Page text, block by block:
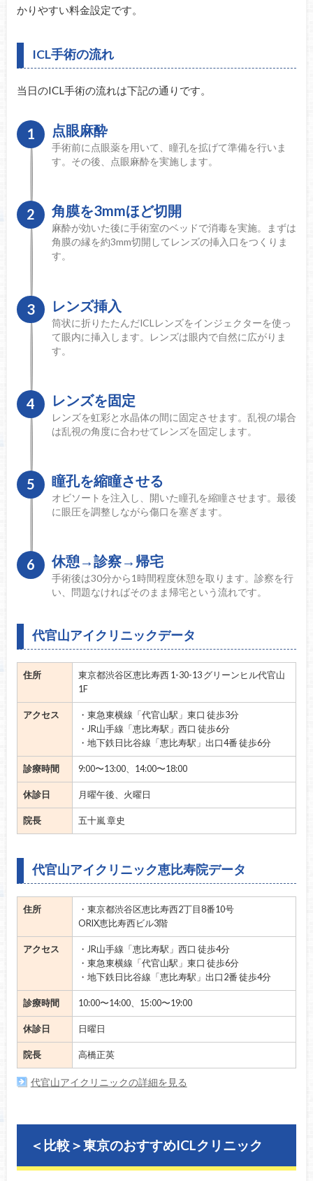
かりやすい料金設定です。
ICL手術の流れ
当日のICL手術の流れは下記の通りです。
1 点眼麻酔
手術前に点眼薬を用いて、瞳孔を拡げて準備を行いま
す。その後、点眼麻酔を実施します。
2 角膜を3mmほど切開
麻酔が効いた後に手術室のベッドで消毒を実施。まずは
角膜の縁を約3mm切開してレンズの挿入口をつくりま
す。
3 レンズ挿入
筒状に折りたたんだICLレンズをインジェクターを使っ
て眼内に挿入します。レンズは眼内で自然に広がりま
す。
4 レンズを固定
レンズを虹彩と水晶体の間に固定させます。乱視の場合
は乱視の角度に合わせてレンズを固定します。
5 瞳孔を縮瞳させる
オビソートを注入し、開いた瞳孔を縮瞳させます。最後
に眼圧を調整しながら傷口を塞ぎます。
6 休憩→診察→帰宅
手術後は30分から1時間程度休憩を取ります。診察を行
い、問題なければそのまま帰宅という流れです。
代官山アイクリニックデータ
住所
東京都渋谷区恵比寿西 1-30-13 グリーンヒル代官山
1F
アクセス
・東急東横線「代官山駅」東口 徒歩3分
・JR山手線「恵比寿駅」西口 徒歩6分
・地下鉄日比谷線「恵比寿駅」出口4番 徒歩6分
診療時間 9:00〜13:00、14:00〜18:00
休診日 月曜午後、火曜日
院長 五十嵐 章史
代官山アイクリニック恵比寿院データ
住所
・東京都渋谷区恵比寿西2丁目8番10号
ORIX恵比寿西ビル3階
アクセス
・JR山手線「恵比寿駅」西口 徒歩4分
・東急東横線「代官山駅」東口 徒歩6分
・地下鉄日比谷線「恵比寿駅」出口2番 徒歩4分
診療時間 10:00〜14:00、15:00〜19:00
休診日 日曜日
院長 高橋正英
代官山アイクリニックの詳細を見る
＜比較＞東京のおすすめICLクリニック